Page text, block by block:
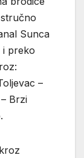
Sunca
i preko
–
Brzi